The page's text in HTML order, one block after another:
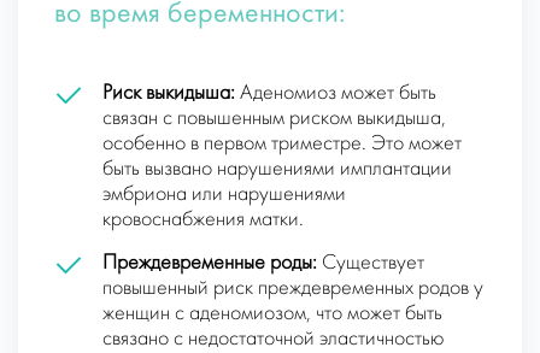
во время беременности:
Риск выкидыша: Аденомиоз может быть
связан с повышенным риском выкидыша,
особенно в первом триместре. Это может
быть вызвано нарушениями имплантации
эмбриона или нарушениями
кровоснабжения матки.
Преждевременные роды: Существует
повышенный риск преждевременных родов у
женщин с аденомиозом, что может быть
связано с недостаточной эластичностью